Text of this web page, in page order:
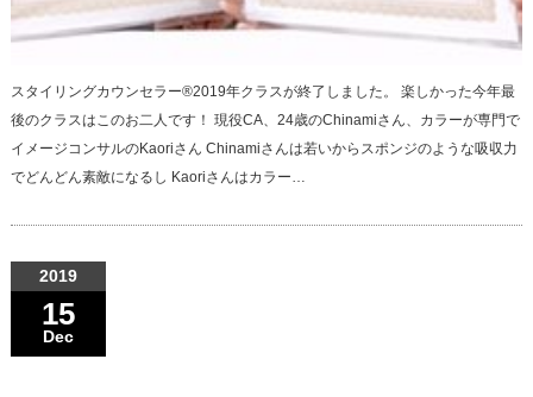
スタイリングカウンセラー®︎2019年クラスが終了しました。 楽しかった今年最
後のクラスはこのお二人です！ 現役CA、24歳のChinamiさん、カラーが専門で
イメージコンサルのKaoriさん Chinamiさんは若いからスポンジのような吸収力
でどんどん素敵になるし Kaoriさんはカラー…
2019
15
Dec